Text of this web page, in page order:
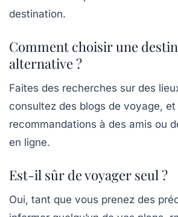
destination.
Comment choisir une
alternative ?
Faites des recherches sur des
consultez des blogs de voyage, et
recommandations à des amis ou
en ligne.
Est-il sûr de voyager seul ?
Oui, tant que vous prenez des